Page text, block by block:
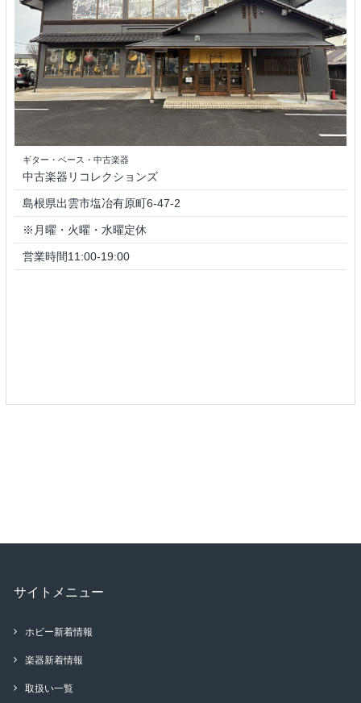
ギター・ベース・中古楽器
中古楽器リコレクションズ
島根県出雲市塩冶有原町6-47-2
※月曜・火曜・水曜定休
営業時間11:00-19:00
サイトメニュー
ホビー新着情報
楽器新着情報
取扱い一覧